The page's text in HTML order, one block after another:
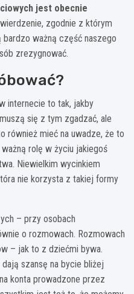
jest obecnie
zgodnie z którym
ważną część naszego
zrezygnować.
internecie to tak, jakby
się z tym zgadzać, ale
również mieć na uwadze, że to
rolę w życiu jakiegoś
Niewielkim wycinkiem
nie korzysta z takiej formy
– przy osobach
o rozmowach. Rozmowach
– jak to z dziećmi bywa.
szansę na bycie bliżej
konta prowadzone przez